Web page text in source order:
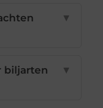
▼
biljarten
▼